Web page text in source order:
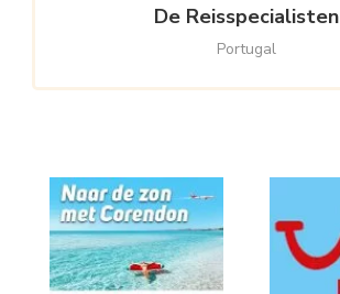
De Reisspecialisten
Portugal